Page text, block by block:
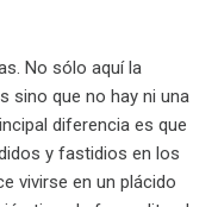
No sólo aquí la
sino que no hay ni una
diferencia es que
y fastidios en los
vivirse en un plácido